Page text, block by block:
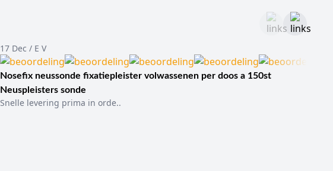
17 Dec / E V
Nosefix neussonde fixatiepleister volwassenen per doos a 150st
Neuspleisters sonde
Snelle levering prima in orde..